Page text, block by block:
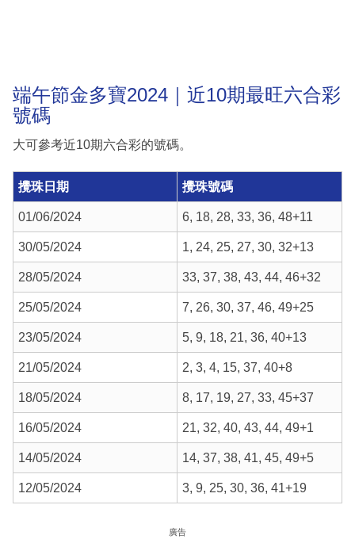
端午節金多寶2024｜近10期最旺六合彩
號碼
大可參考近10期六合彩的號碼。
攪珠日期 攪珠號碼
01/06/2024 6, 18, 28, 33, 36, 48+11
30/05/2024 1, 24, 25, 27, 30, 32+13
28/05/2024 33, 37, 38, 43, 44, 46+32
25/05/2024 7, 26, 30, 37, 46, 49+25
23/05/2024 5, 9, 18, 21, 36, 40+13
21/05/2024 2, 3, 4, 15, 37, 40+8
18/05/2024 8, 17, 19, 27, 33, 45+37
16/05/2024 21, 32, 40, 43, 44, 49+1
14/05/2024 14, 37, 38, 41, 45, 49+5
12/05/2024 3, 9, 25, 30, 36, 41+19
廣告